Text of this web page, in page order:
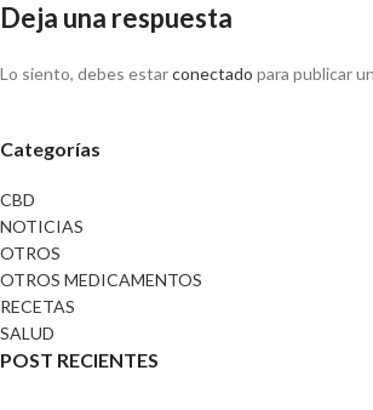
Deja una respuesta
Lo siento, debes estarconectado para publicar
Categorías
CBD
NOTICIAS
OTROS
OTROS MEDICAMENTOS
RECETAS
SALUD
POST RECIENTES